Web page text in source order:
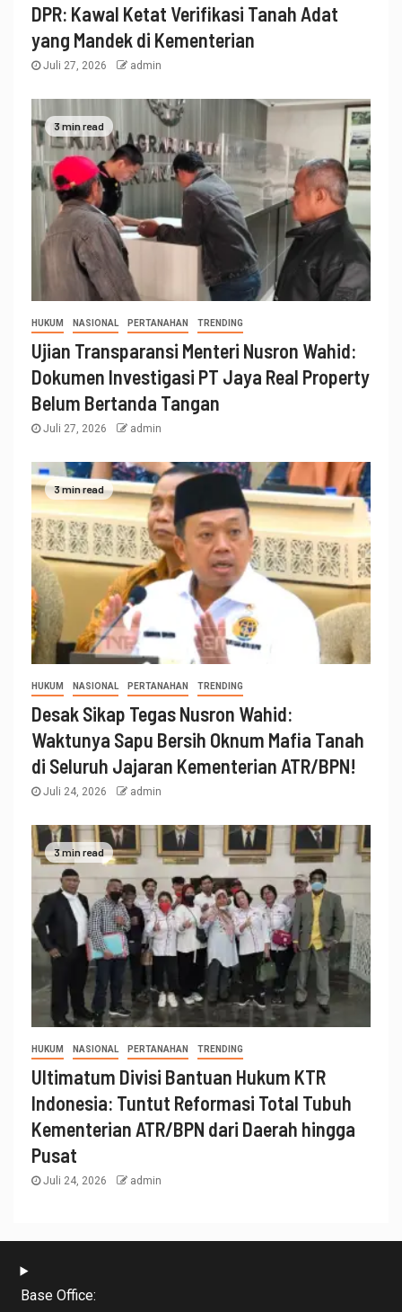
DPR: Kawal Ketat Verifikasi Tanah Adat
yang Mandek di Kementerian
Juli 27, 2026 admin
3 min read
HUKUM NASIONAL PERTANAHAN TRENDING
Ujian Transparansi Menteri Nusron Wahid:
Dokumen Investigasi PT Jaya Real Property
Belum Bertanda Tangan
Juli 27, 2026 admin
3 min read
HUKUM NASIONAL PERTANAHAN TRENDING
Desak Sikap Tegas Nusron Wahid:
Waktunya Sapu Bersih Oknum Mafia Tanah
di Seluruh Jajaran Kementerian ATR/BPN!
Juli 24, 2026 admin
3 min read
HUKUM NASIONAL PERTANAHAN TRENDING
Ultimatum Divisi Bantuan Hukum KTR
Indonesia: Tuntut Reformasi Total Tubuh
Kementerian ATR/BPN dari Daerah hingga
Pusat
Juli 24, 2026 admin
Base Office: